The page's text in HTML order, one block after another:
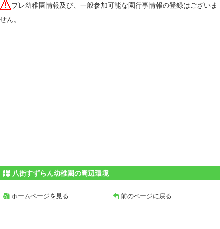
プレ幼稚園情報及び、一般参加可能な園行事情報の登録はございま
せん。
八街すずらん幼稚園の周辺環境
ホームページを見る 前のページに戻る